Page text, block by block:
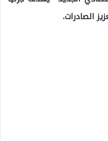
الصادرات.